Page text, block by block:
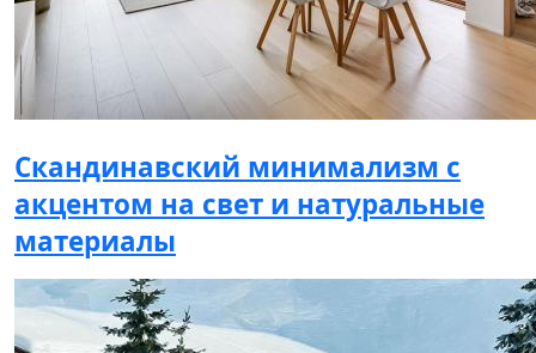
Скандинавский минимализм с
акцентом на свет и натуральные
материалы